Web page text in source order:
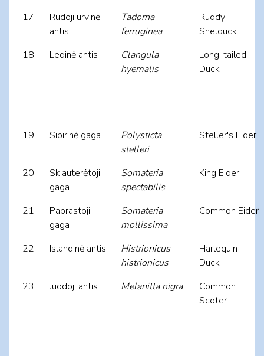
17
Rudoji urvinė
antis
Tadorna
ferruginea
Ruddy
Shelduck
18
Ledinė antis
Clangula
hyemalis
Long-tailed
Duck
19 Sibirinė gaga
Polysticta
stelleri
Steller's Eider
20
Skiauterėtoji
gaga
Somateria
spectabilis
King Eider
21
Paprastoji
gaga
Somateria
mollissima
Common Eider
22 Islandinė antis
Histrionicus
histrionicus
Harlequin
Duck
23
Juodoji antis Melanitta nigra
Common
Scoter